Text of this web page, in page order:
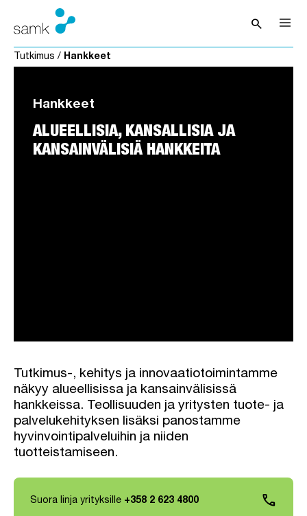
Siirry sisältöön
searchAvaa haku
Tutkimus / Hankkeet
Hankkeet
ALUEELLISIA, KANSALLISIA JA
KANSAINVÄLISIÄ HANKKEITA
Tutkimus-, kehitys ja innovaatiotoimintamme
näkyy alueellisissa ja kansainvälisissä
hankkeissa. Teollisuuden ja yritysten tuote- ja
palvelukehityksen lisäksi panostamme
hyvinvointipalveluihin ja niiden
tuotteistamiseen.
Suora linja yrityksille +358 2 623 4800 phone